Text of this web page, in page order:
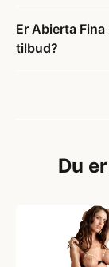
Er Abierta
tilbud?
Du